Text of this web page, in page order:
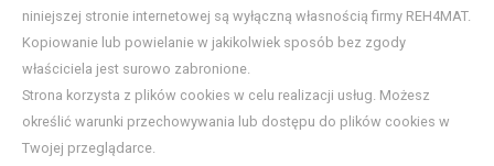
niniejszej stronie internetowej są wyłączną własnością firmy REH4MAT.
Kopiowanie lub powielanie w jakikolwiek sposób bez zgody
właściciela jest surowo zabronione.
Strona korzysta z plików cookies w celu realizacji usług. Możesz
określić warunki przechowywania lub dostępu do plików cookies w
Twojej przeglądarce.